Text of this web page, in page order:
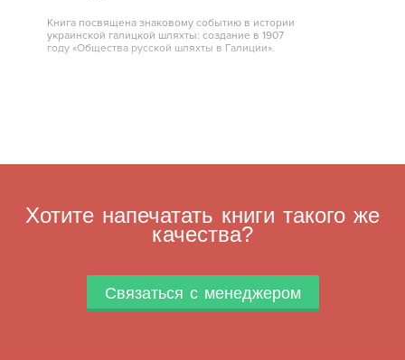
Книга посвящена знаковому событию в истории
украинской галицкой шляхты: создание в 1907
году «Общества русской шляхты в Галиции».
Хотите напечатать книги такого же
качества?
Связаться с менеджером